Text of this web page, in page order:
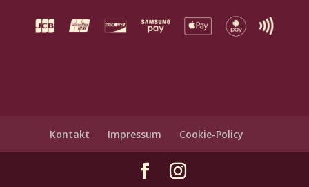
Kontakt Impressum Cookie-Policy